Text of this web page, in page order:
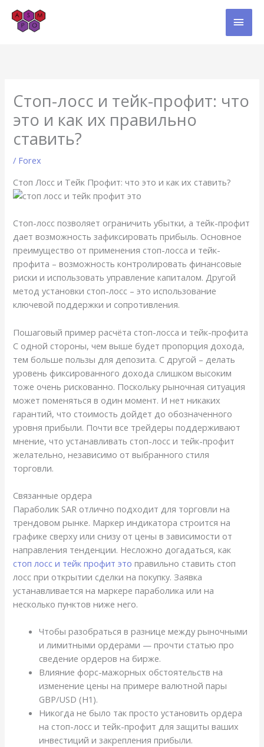
content
Стоп-лосс и тейк-профит: что
это и как их правильно
ставить?
/ Forex
Стоп Лосс и Тейк Профит: что это и как их ставить?
Стоп-лосс позволяет ограничить убытки, а тейк-профит
дает возможность зафиксировать прибыль. Основное
преимущество от применения стоп-лосса и тейк-
профита – возможность контролировать финансовые
риски и использовать управление капиталом. Другой
метод установки стоп-лосс – это использование
ключевой поддержки и сопротивления.
Пошаговый пример расчёта стоп-лосса и тейк-профита
С одной стороны, чем выше будет пропорция дохода,
тем больше пользы для депозита. С другой – делать
уровень фиксированного дохода слишком высоким
тоже очень рискованно. Поскольку рыночная ситуация
может поменяться в один момент. И нет никаких
гарантий, что стоимость дойдет до обозначенного
уровня прибыли. Почти все трейдеры поддерживают
мнение, что устанавливать стоп-лосс и тейк-профит
желательно, независимо от выбранного стиля
торговли.
Связанные ордера
Параболик SAR отлично подходит для торговли на
трендовом рынке. Маркер индикатора строится на
графике сверху или снизу от цены в зависимости от
направления тенденции. Несложно догадаться, как
стоп лосс и тейк профит это правильно ставить стоп
лосс при открытии сделки на покупку. Заявка
устанавливается на маркере параболика или на
несколько пунктов ниже него.
Чтобы разобраться в разнице между рыночными
и лимитными ордерами — прочти статью про
сведение ордеров на бирже.
Влияние форс-мажорных обстоятельств на
изменение цены на примере валютной пары
GBP/USD (H1).
Никогда не было так просто установить ордера
на стоп-лосс и тейк-профит для защиты ваших
инвестиций и закрепления прибыли.